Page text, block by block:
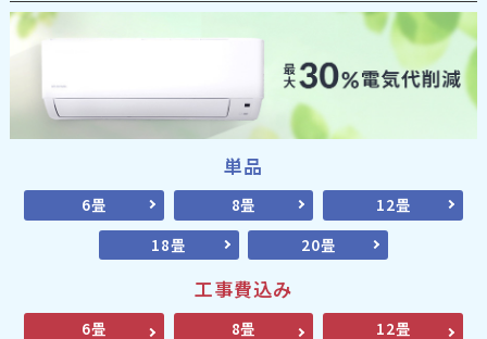
単品
6畳 8畳
12畳
18畳
20畳
工事費込み
6畳 8畳 12畳